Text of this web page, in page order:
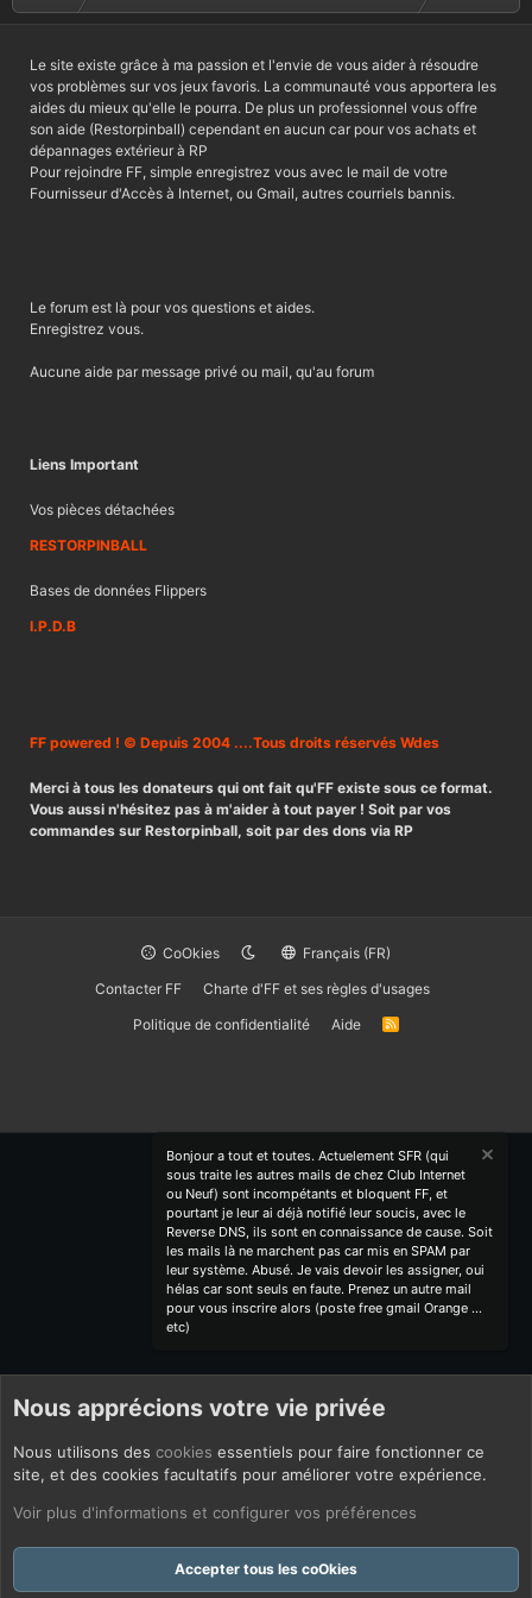
n
Le site existe grâce à ma passion et l'envie de vous aider à résoudre
vos problèmes sur vos jeux favoris. La communauté vous apportera les
aides du mieux qu'elle le pourra. De plus un professionnel vous offre
son aide (Restorpinball) cependant en aucun car pour vos achats et
dépannages extérieur à RP
Pour rejoindre FF, simple enregistrez vous avec le mail de votre
Fournisseur d'Accès à Internet, ou Gmail, autres courriels bannis.
Le forum est là pour vos questions et aides.
Enregistrez vous.
Aucune aide par message privé ou mail, qu'au forum
Liens Important
Vos pièces détachées
RESTORPINBALL
Bases de données Flippers
I.P.D.B
FF powered ! © Depuis 2004 ....Tous droits réservés Wdes
Merci à tous les donateurs qui ont fait qu'FF existe sous ce format.
Vous aussi n'hésitez pas à m'aider à tout payer ! Soit par vos
commandes sur Restorpinball, soit par des dons via RP
CoOkies
Français (FR)
Contacter FF
Charte d'FF et ses règles d'usages
Politique de confidentialité
Aide
R
Bonjour a tout et toutes. Actuelement SFR (qui
sous traite les autres mails de chez Club Internet
ou Neuf) sont incompétants et bloquent FF, et
pourtant je leur ai déjà notifié leur soucis, avec le
Reverse DNS, ils sont en connaissance de cause. Soit
les mails là ne marchent pas car mis en SPAM par
leur système. Abusé. Je vais devoir les assigner, oui
hélas car sont seuls en faute. Prenez un autre mail
pour vous inscrire alors (poste free gmail Orange ...
etc)
Nous apprécions votre vie privée
Nous utilisons des cookies essentiels pour faire fonctionner ce
site, et des cookies facultatifs pour améliorer votre expérience.
Voir plus d'informations et configurer vos préférences
Accepter tous les coOkies